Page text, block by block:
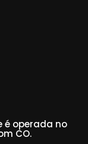
é operada no
CO.